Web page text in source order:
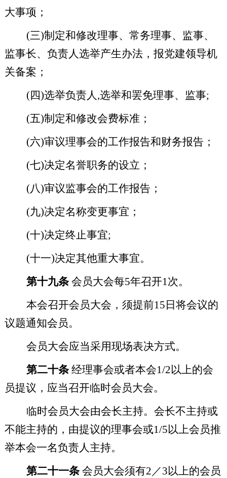
大事项；
(三)制定和修改理事、常务理事、监事、
监事长、负责人选举产生办法，报党建领导机
关备案；
(四)选举负责人,选举和罢免理事、监事;
(五)制定和修改会费标准；
(六)审议理事会的工作报告和财务报告；
(七)决定名誉职务的设立；
(八)审议监事会的工作报告；
(九)决定名称变更事宜；
(十)决定终止事宜;
(十一)决定其他重大事宜。
第十九条会员大会每5年召开1次。
本会召开会员大会，须提前15 日将会议的
议题通知会员。
会员大会应当采用现场表决方式。
第二十条经理事会或者本会1/2以上的会
员提议，应当召开临时会员大会。
临时会员大会由会长主持。会长不主持或
不能主持的，由提议的理事会或1/5以上会员推
举本会一名负责人主持。
第二十一条会员大会须有2／3以上的会员